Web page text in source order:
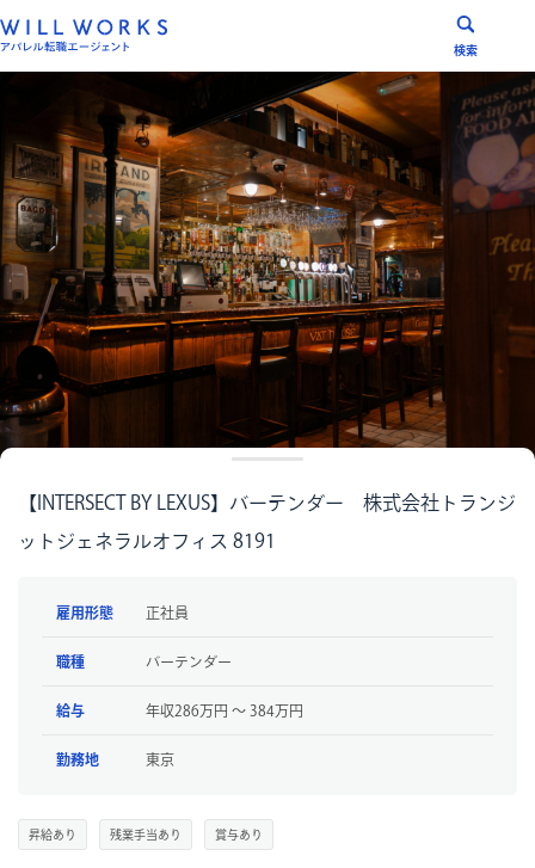
ン
テ
ス
キ
ッ
プ
検索
【INTERSECT BY LEXUS】バーテンダー 株式会社トランジ
ットジェネラルオフィス 8191
雇用形態 正社員
職種 バーテンダー
給与 年収286万円 〜 384万円
勤務地 東京
昇給あり 残業手当あり 賞与あり